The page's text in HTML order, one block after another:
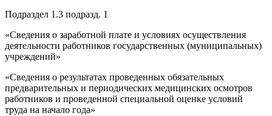
Подраздел 1.3 подразд. 1
«Сведения о заработной плате и условиях осуществления
деятельности работников государственных (муниципальных)
учреждений»
«Сведения о результатах проведенных обязательных
предварительных и периодических медицинских осмотров
работников и проведенной специальной оценке условий
труда на начало года»